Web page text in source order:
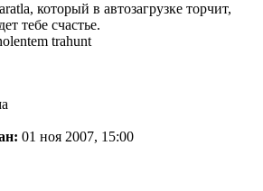
который в автозагрузке торчит,
тебе счастье.
trahunt
01 ноя 2007, 15:00